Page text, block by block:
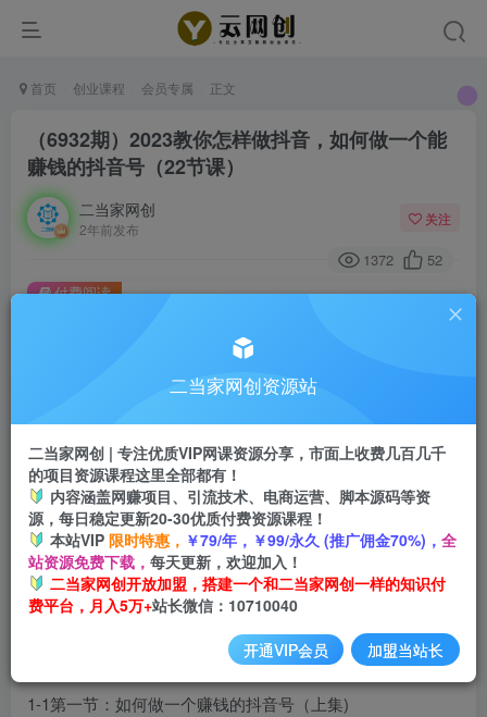
首页 创业课程 会员专属 正文
（6932期）2023教你怎样做抖音，如何做一个能
赚钱的抖音号（22节课）
二当家网创
2年前发布
关注
1372 52
此内容为付费阅读，请付费后查看
会员专属资源
会员免费
开通会员
付费阅读
1-1第一节：如何做一个赚钱的抖音号（上集)
二当家网创资源站
二当家网创 | 专注优质VIP网课资源分享，市面上收费几百几千
的项目资源课程这里全部都有！
内容涵盖网赚项目、引流技术、电商运营、脚本源码等资
源，每日稳定更新20-30优质付费资源课程！
本站VIP 限时特惠， ￥79/年，￥99/永久 (推广佣金70%)， 全
站资源免费下载， 每天更新，欢迎加入！
二当家网创开放加盟，搭建一个和二当家网创一样的知识付
费平台，月入5万+站长微信：10710040
开通VIP会员 加盟当站长